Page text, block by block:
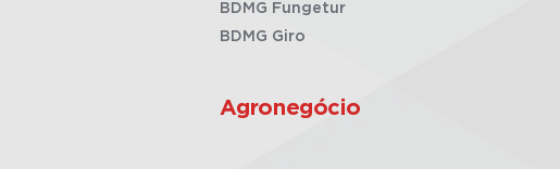
BDMG Fungetur
BDMG Giro
Agronegócio